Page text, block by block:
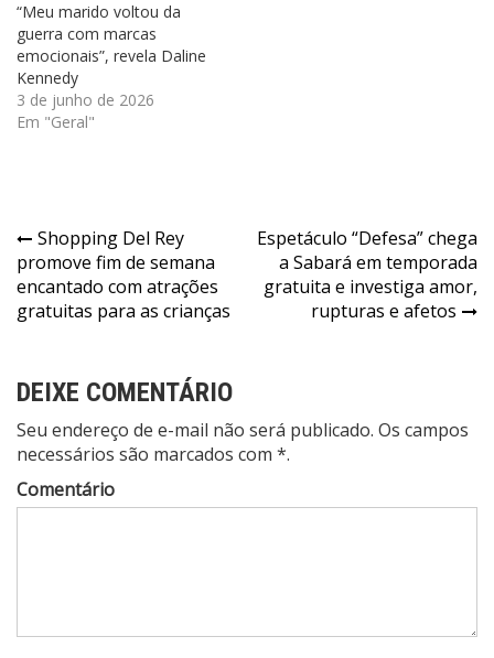
“Meu marido voltou da
guerra com marcas
emocionais”, revela Daline
Kennedy
3 de junho de 2026
Em "Geral"
Navegação
de
Post
Shopping Del Rey
promove fim de semana
encantado com atrações
gratuitas para as crianças
Espetáculo “Defesa” chega
a Sabará em temporada
gratuita e investiga amor,
rupturas e afetos
DEIXE COMENTÁRIO
Seu endereço de e-mail não será publicado. Os campos
necessários são marcados com *.
Comentário